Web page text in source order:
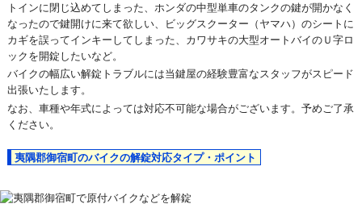
トインに閉じ込めてしまった、ホンダの中型単車のタンクの鍵が開かなく
なったので鍵開けに来て欲しい、ビッグスクーター（ヤマハ）のシートに
カギを誤ってインキーしてしまった、カワサキの大型オートバイのＵ字ロ
ックを開錠したいなど。
バイクの幅広い解錠トラブルには当鍵屋の経験豊富なスタッフがスピード
出張いたします。
なお、車種や年式によっては対応不可能な場合がございます。予めご了承
ください。
夷隅郡御宿町のバイクの解錠対応タイプ・ポイント